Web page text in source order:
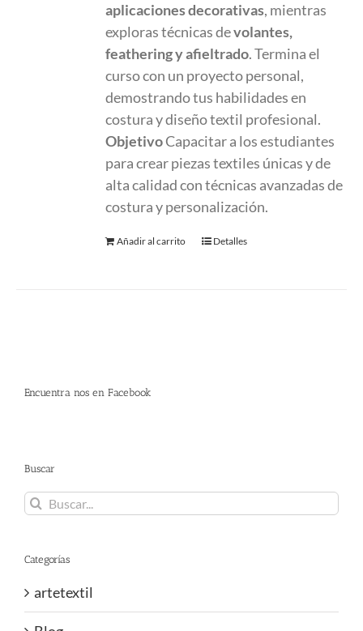
aplicaciones decorativas, mientras
exploras técnicas devolantes,
feathering y afieltrado. Termina el
curso con un proyecto personal,
demostrando tus habilidades en
costura y diseño textil profesional.
ObjetivoCapacitar a los estudiantes
para crear piezas textiles únicas y de
alta calidad con técnicas avanzadas de
costura y personalización.
Añadir al carrito Detalles
Encuentra nos en Facebook
Buscar
Buscar:
Categorías
artetextil